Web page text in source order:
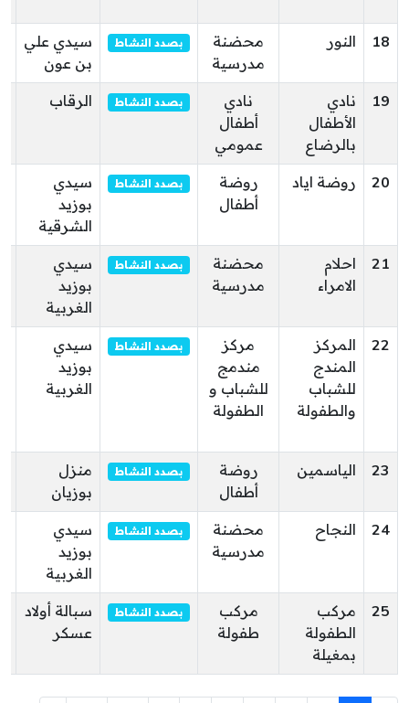
18
النور
محضنة
مدرسية
بصدد النشاط
سيدي علي
بن عون
19
نادي
الأطفال
بالرضاع
نادي
أطفال
عمومي
بصدد النشاط
الرقاب
20 روضة اياد
روضة
أطفال
بصدد النشاط
سيدي
بوزيد
الشرقية
21
احلام
الامراء
محضنة
مدرسية
بصدد النشاط
سيدي
بوزيد
الغربية
22
المركز
المندج
للشباب
والطفولة
مركز
مندمج
للشباب و
الطفولة
بصدد النشاط
سيدي
بوزيد
الغربية
23
الياسمين
روضة
أطفال
بصدد النشاط
منزل
بوزيان
24
النجاح
محضنة
مدرسية
بصدد النشاط
سيدي
بوزيد
الغربية
25
مركب
الطفولة
بمغيلة
مركب
طفولة
بصدد النشاط
سبالة أولاد
عسكر